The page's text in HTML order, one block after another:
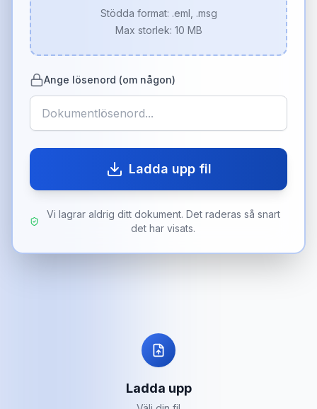
Stödda format: .eml, .msg
Max storlek: 10 MB
Ange lösenord (om någon)
Ladda upp fil
Vi lagrar aldrig ditt dokument. Det raderas så snart
det har visats.
Ladda upp